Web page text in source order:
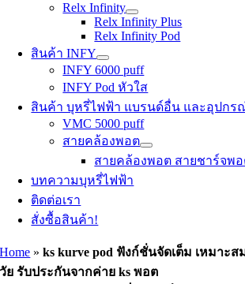
Relx Infinity
Relx Infinity Plus
Relx Infinity Pod
สินค้า INFY
INFY 6000 puff
INFY Pod หัวใส
สินค้า บุหรี่ไฟฟ้า แบรนด์อื่น และอุปกร
VMC 5000 puff
สายคล้องพอต
สายคล้องพอต สายชาร์จพ
บทความบุหรี่ไฟฟ้า
ติดต่อเรา
สั่งซื้อสินค้า!
Home »ks kurve pod ฟังก์ชั่นจัดเต็ม เหมาะ
วัย รับประกันจากค่าย ks พอต